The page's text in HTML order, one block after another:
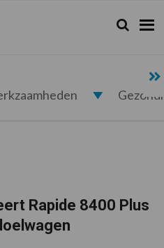
Zoeken...
Zoek
Rapide 8400 Plus